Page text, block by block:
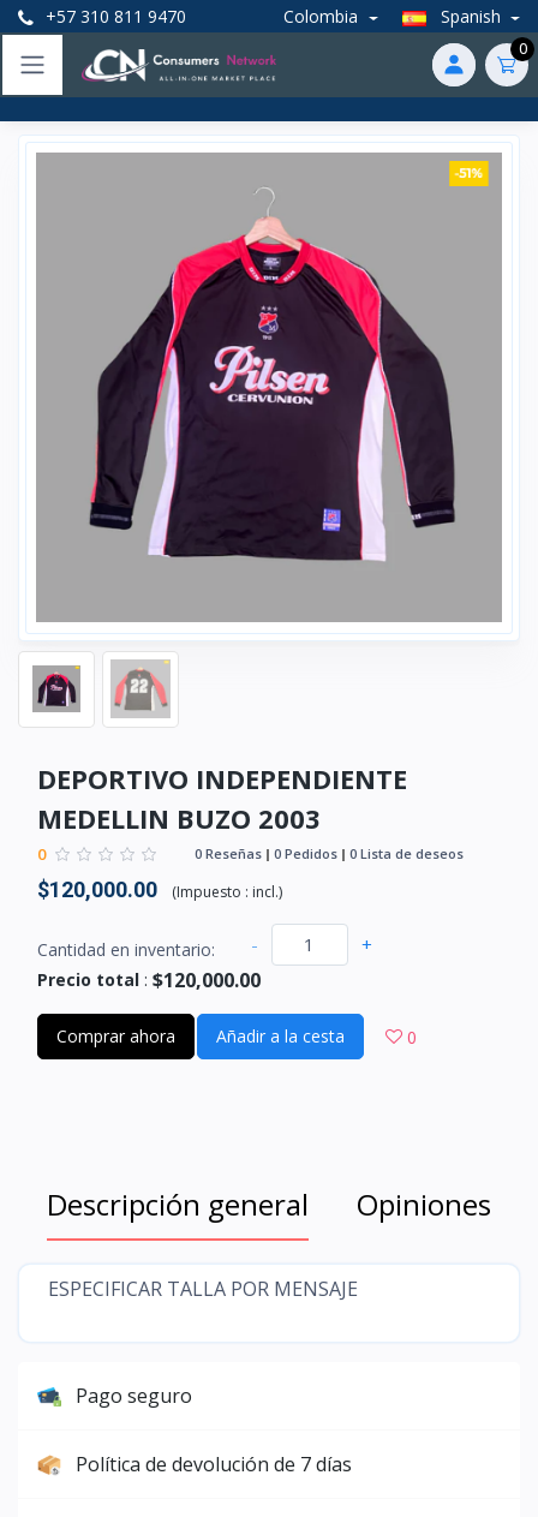
+57 310 811 9470 Colombia Spanish
0
DEPORTIVO INDEPENDIENTE
MEDELLIN BUZO 2003
0 0 Reseñas 0 Pedidos 0 Lista de deseos
$120,000.00 (Impuesto : incl.)
Cantidad en inventario: - +
Precio total : $120,000.00
Comprar ahora Añadir a la cesta 0
Descripción general Opiniones
ESPECIFICAR TALLA POR MENSAJE
Pago seguro
Política de devolución de 7 días